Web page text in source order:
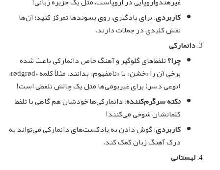
کاربردی: برای یادگیری، روی پسوندها تمرکز کنید؛ آن‌ها
نقش کلیدی در جملات دارند.
دانمارکی
چرا؟تلفظ‌های گلوگیر و آهنگ خاص دانمارکی باعث شده
برخی آن را «خشن» یا «نامفهوم» بدانند. مثلاً کلمه «rødgrød»
(نوعی دسر) برای غیربومی‌ها مثل یک چالش تلفظی است!
نکته سرگرم‌کننده: دانمارکی‌ها خودشان هم گاهی با تلفظ
کلماتشان شوخی می‌کنند!
کاربردی: گوش دادن به پادکست‌های دانمارکی می‌تواند به
درک آهنگ زبان کمک کند.
لهستانی